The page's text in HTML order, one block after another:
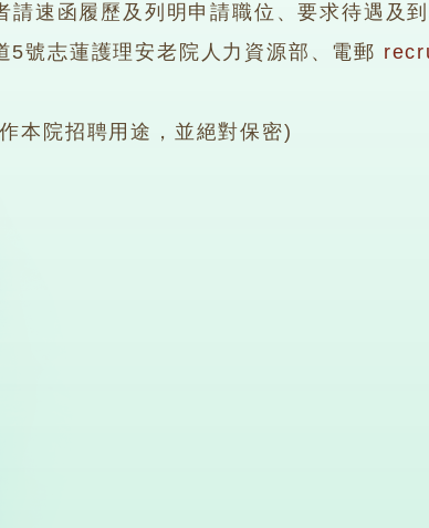
速函履歷及列明申請職位、要求待遇及
5號志蓮護理安老院人力資源部、電郵
本院招聘用途，並絕對保密)